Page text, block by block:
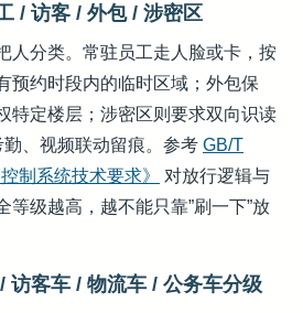
/ 访客 / 外包 / 涉密区
人分类。常驻员工走人脸或卡，按
预约时段内的临时区域；外包保
特定楼层；涉密区则要求双向识读
、视频联动留痕。参考 GB/T
制系统技术要求》
对放行逻辑与
等级越高，越不能只靠”刷一下”放
访客车 / 物流车 / 公务车分级